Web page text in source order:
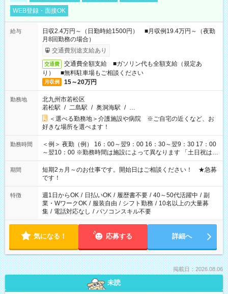
WEB登録・面接OK
給与
日収2.4万円～（日勤時給1500円） ■月収例19.4万円～（夜勤
月8回勤務の場合）
交通費別途支給あり
交通費
交通費全額支給 ■ガソリン代も全額支給（規定あ
り） ■無料駐車場もご相談ください
月収例 15～20万円
勤務地
北九州市若松区
若松駅 / 二島駅 / 奥洞海駅 / …
＜選べる勤務地＞介護施設や病院 ※ご自宅の近くなど、お
好きな場所を選べます！
勤務時間
＜例＞ 夜勤（例） 16：00～翌9：00 16：30～翌9：30 17：00
～翌10：00 ※勤務時間は施設によって異なります 「土日祝は休
みたい」 「しっかり稼ぎたい」 「もう少し遅い時間から始めた
い」など ご希望にあったお仕事をご案内いたします。 ※未経験
の方の場合は1～2ヶ月間は日中での仕事を経験いただき、 お
仕事に慣れてからの夜勤になります。 ★家庭の都合でお休みが
必要な場合も遠慮なくご相談ください。
期間
短期2ヵ月～のお仕事です。開始日はご相談ください！ ★急募
です！
特徴 週1日からOK / 日払いOK / 履歴書不要 / 40～50代活躍中 / 副
業・WワークOK / 服装自由 / シフト勤務 / 10名以上の大量募
集 / 電話対応なし / パソコンスキル不要
気になる！ 応募する 詳細へ
掲載日：2026.08.06
未読